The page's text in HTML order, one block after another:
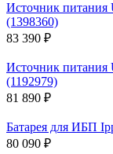
Источник питания
(1398360)
83 390 ₽
Источник питания
(1192979)
81 890 ₽
Батарея для ИБП
80 090 ₽